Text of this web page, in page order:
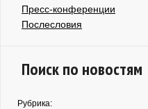
Пресс-конференции
Послесловия
Поиск по новостям
Рубрика: